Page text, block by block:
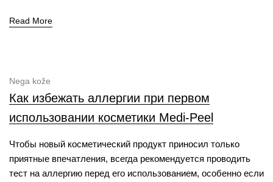
Read More
Nega kože
Как избежать аллергии при первом
использовании косметики Medi-Peel
Чтобы новый косметический продукт приносил только
приятные впечатления, всегда рекомендуется проводить
тест на аллергию перед его использованием, особенно если